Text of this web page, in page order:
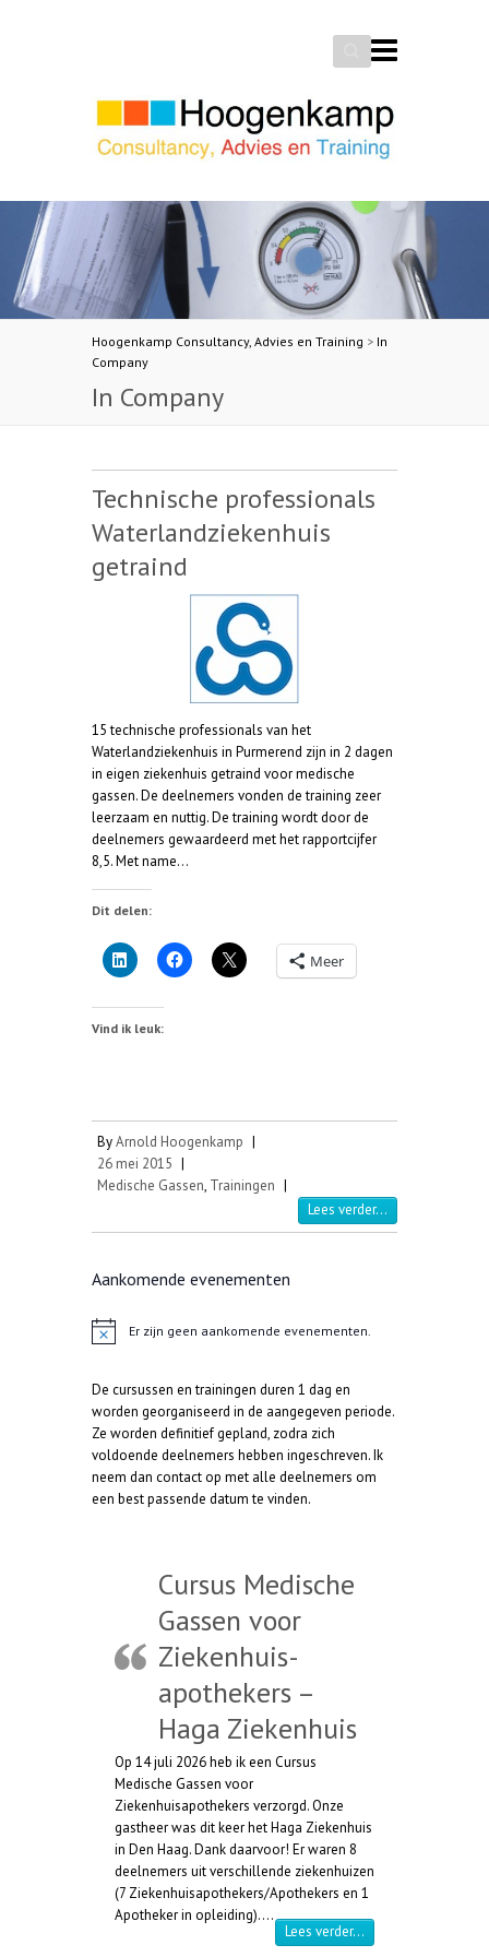
Search
Hoogenkamp Consultancy, Advies en Training > In
Company
In Company
Technische professionals
Waterlandziekenhuis
getraind
15 technische professionals van het
Waterlandziekenhuis in Purmerend zijn in 2 dagen
in eigen ziekenhuis getraind voor medische
gassen. De deelnemers vonden de training zeer
leerzaam en nuttig. De training wordt door de
deelnemers gewaardeerd met het rapportcijfer
8,5. Met name…
Dit delen:
Meer
Vind ik leuk:
ByArnold Hoogenkamp |
26 mei 2015 |
Medische Gassen, Trainingen |
Lees verder...
Aankomende evenementen
c
h
t
Er zijn geen aankomende evenementen.
De cursussen en trainingen duren 1 dag en
worden georganiseerd in de aangegeven periode.
Ze worden definitief gepland, zodra zich
voldoende deelnemers hebben ingeschreven. Ik
neem dan contact op met alle deelnemers om
een best passende datum te vinden.
Cursus Medische
Gassen voor
Ziekenhuis-
apothekers –
Haga Ziekenhuis
Op 14 juli 2026 heb ik een Cursus
Medische Gassen voor
Ziekenhuisapothekers verzorgd. Onze
gastheer was dit keer het Haga Ziekenhuis
in Den Haag. Dank daarvoor! Er waren 8
deelnemers uit verschillende ziekenhuizen
(7 Ziekenhuisapothekers/Apothekers en 1
Apotheker in opleiding).…
Lees verder…